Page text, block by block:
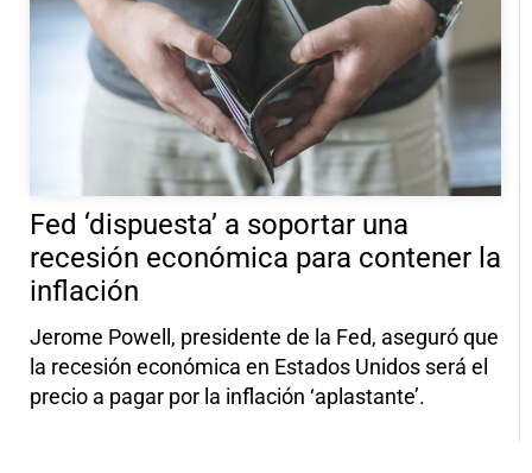
Fed ‘dispuesta’ a soportar una
recesión económica para contener la
inflación
Jerome Powell, presidente de la Fed, aseguró que
la recesión económica en Estados Unidos será el
precio a pagar por la inflación ‘aplastante’.